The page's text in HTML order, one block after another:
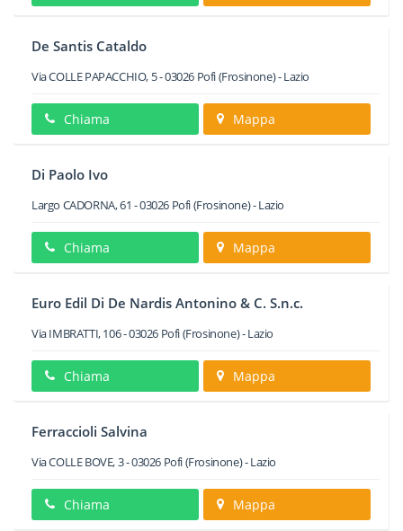
De Santis Cataldo
Via COLLE PAPACCHIO, 5-03026 Pofi(Frosinone) -Lazio
Chiama Mappa
Di Paolo Ivo
Largo CADORNA, 61 -03026 Pofi(Frosinone) -Lazio
Chiama Mappa
Euro Edil Di De Nardis Antonino & C. S.n.c.
Via IMBRATTI, 106-03026 Pofi(Frosinone) -Lazio
Chiama Mappa
Ferraccioli Salvina
Via COLLE BOVE, 3-03026 Pofi(Frosinone) -Lazio
Chiama Mappa